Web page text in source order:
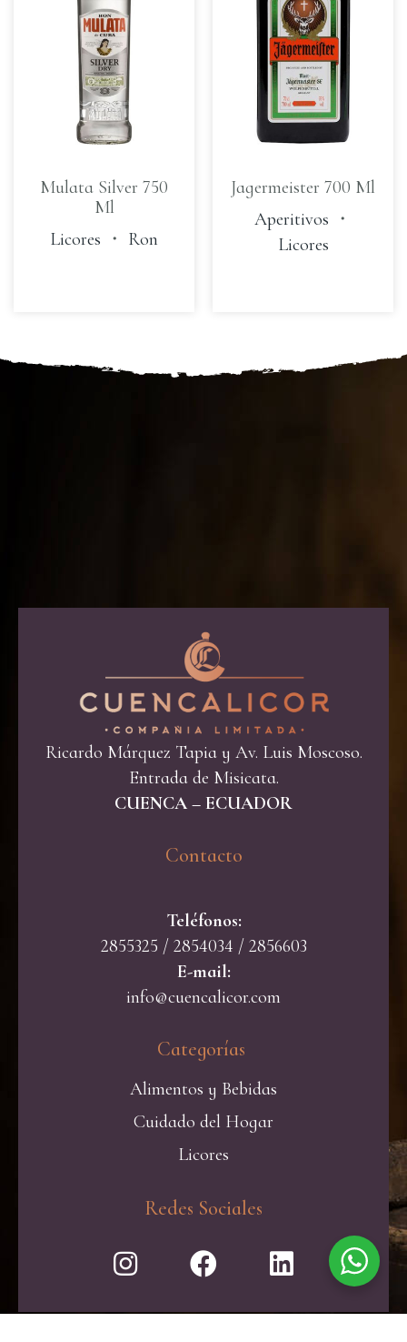
Mulata Silver 750
Ml
Licores ・ Ron
Jagermeister 700 Ml
Aperitivos ・
Licores
Ricardo Márquez Tapia y Av. Luis Moscoso.
Entrada de Misicata.
CUENCA – ECUADOR
Contacto​
Teléfonos:
2855325 / 2854034 / 2856603
E-mail:
info@cuencalicor.com
Categorías ​
Alimentos y Bebidas
Cuidado del Hogar
Licores
Redes Sociales